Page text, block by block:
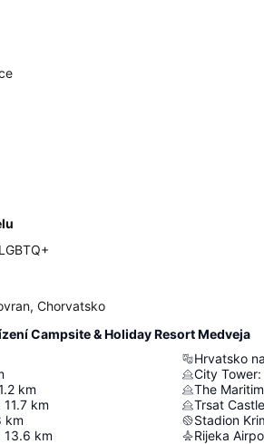
Chorvatsko
Campsite & Holiday Resort Medveja
km
11.7 km
km
13.6 km
City Tower:
Trsat Castle
Stadion
Rijeka